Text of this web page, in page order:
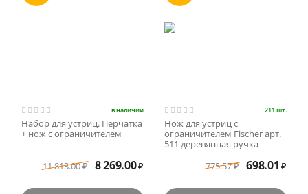
в наличии
Набор для устриц. Перчатка
+ нож с ограничителем
11 813.00 ₽ 8 269.00 ₽
211 шт.
Нож для устриц с
ограничителем Fisсher арт.
511 деревянная ручка
775.57 ₽ 698.01 ₽